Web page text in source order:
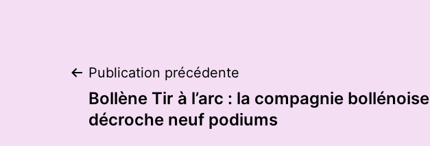
Navigation
de
Publication précédente
Bollène Tir à l’arc : la compagnie bollénoise
décroche neuf podiums